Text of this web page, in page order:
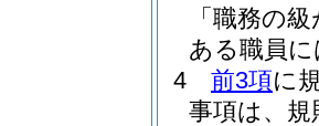
「職務の
ある職員
4
前3項に
事項は、